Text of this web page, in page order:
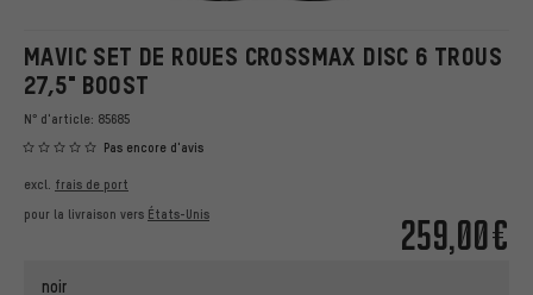
MAVIC SET DE ROUES CROSSMAX DISC 6 TROUS
27,5" BOOST
N° d'article: 85685
Pas encore d'avis
259,00€
excl. frais de port
pour la livraison vers États-Unis
noir